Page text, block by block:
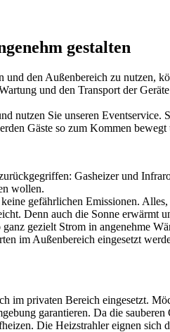
gestalten
den Außenbereich zu nutzen,
und den Transport der
nutzen Sie unseren
Gäste so zum Kommen
Gasheizer und
wollen.
gefährlichen Emissionen.
Denn auch die Sonne
gezielt Strom in angenehme
im Außenbereich eingesetzt
privaten Bereich eingesetzt.
garantieren. Da die
Die Heizstrahler eignen